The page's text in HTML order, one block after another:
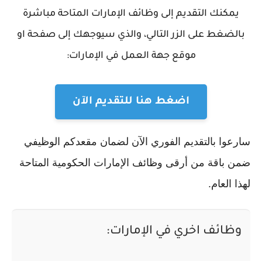
يمكنك التقديم إلى وظائف الإمارات المتاحة مباشرة
بالضغط على الزر التالي، والذي سيوجهك إلى صفحة او
موقع جهة العمل في الإمارات:
اضغط هنا للتقديم الآن
سارعوا بالتقديم الفوري الآن لضمان مقعدكم الوظيفي
ضمن باقة من أرقى وظائف الإمارات الحكومية المتاحة
لهذا العام.
وظائف اخري في الإمارات: